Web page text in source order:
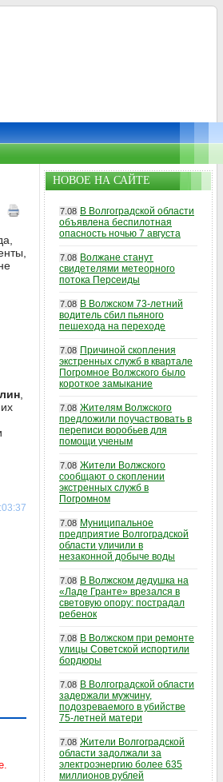
НОВОЕ НА САЙТЕ
7.08 В Волгоградской области
объявлена беспилотная
опасность ночью 7 августа
7.08 Волжане станут
свидетелями метеорного
потока Персеиды
7.08 В Волжском 73-летний
водитель сбил пьяного
пешехода на переходе
7.08 Причиной скопления
экстренных служб в квартале
Погромное Волжского было
короткое замыкание
7.08 Жителям Волжского
предложили поучаствовать в
переписи воробьев для
помощи ученым
7.08 Жители Волжского
сообщают о скоплении
экстренных служб в
Погромном
7.08 Муниципальное
предприятие Волгоградской
области уличили в
незаконной добыче воды
7.08 В Волжском дедушка на
«Ладе Гранте» врезался в
световую опору: пострадал
ребенок
7.08 В Волжском при ремонте
улицы Советской испортили
бордюры
7.08 В Волгоградской области
задержали мужчину,
подозреваемого в убийстве
75-летней матери
7.08 Жители Волгоградской
области задолжали за
электроэнергию более 635
миллионов рублей